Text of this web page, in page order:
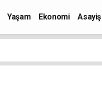
Yaşam Ekonomi Asayiş